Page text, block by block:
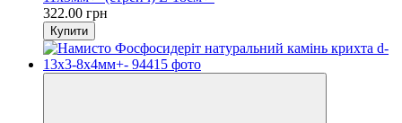
322.00 грн
Купити